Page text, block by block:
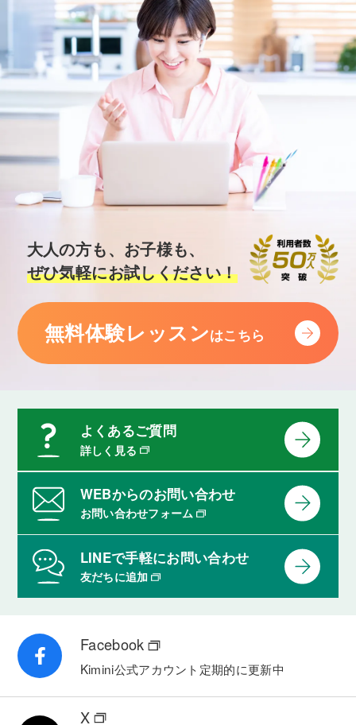
大人の方も、お子様も、
ぜひ気軽にお試しください！
無料体験レッスンはこちら
よくあるご質問
詳しく見る
WEBからのお問い合わせ
お問い合わせフォーム
LINEで手軽にお問い合わせ
友だちに追加
Facebook
Kimini公式アカウント 定期的に更新中
X